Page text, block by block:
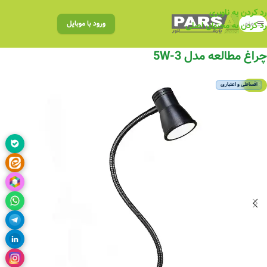
رد کردن به ناوبری
رد کردن به محتوای اصلی
منو ورود با موبایل
چراغ مطالعه مدل 3-5W
اقساطی و اعتباری
-7%